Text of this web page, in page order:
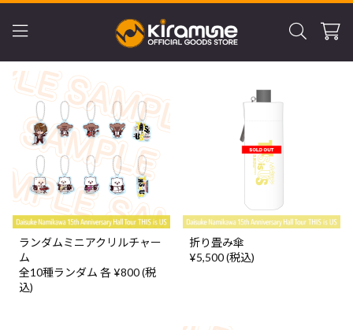
ランダムミニアクリルチャー
ム
全10種ランダム 各 ¥800 (税
込)
折り畳み傘
¥5,500 (税込)